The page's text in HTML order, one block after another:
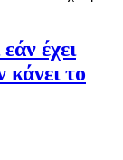
έχει
το